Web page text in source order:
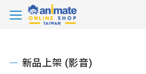
新品上架 (影音)